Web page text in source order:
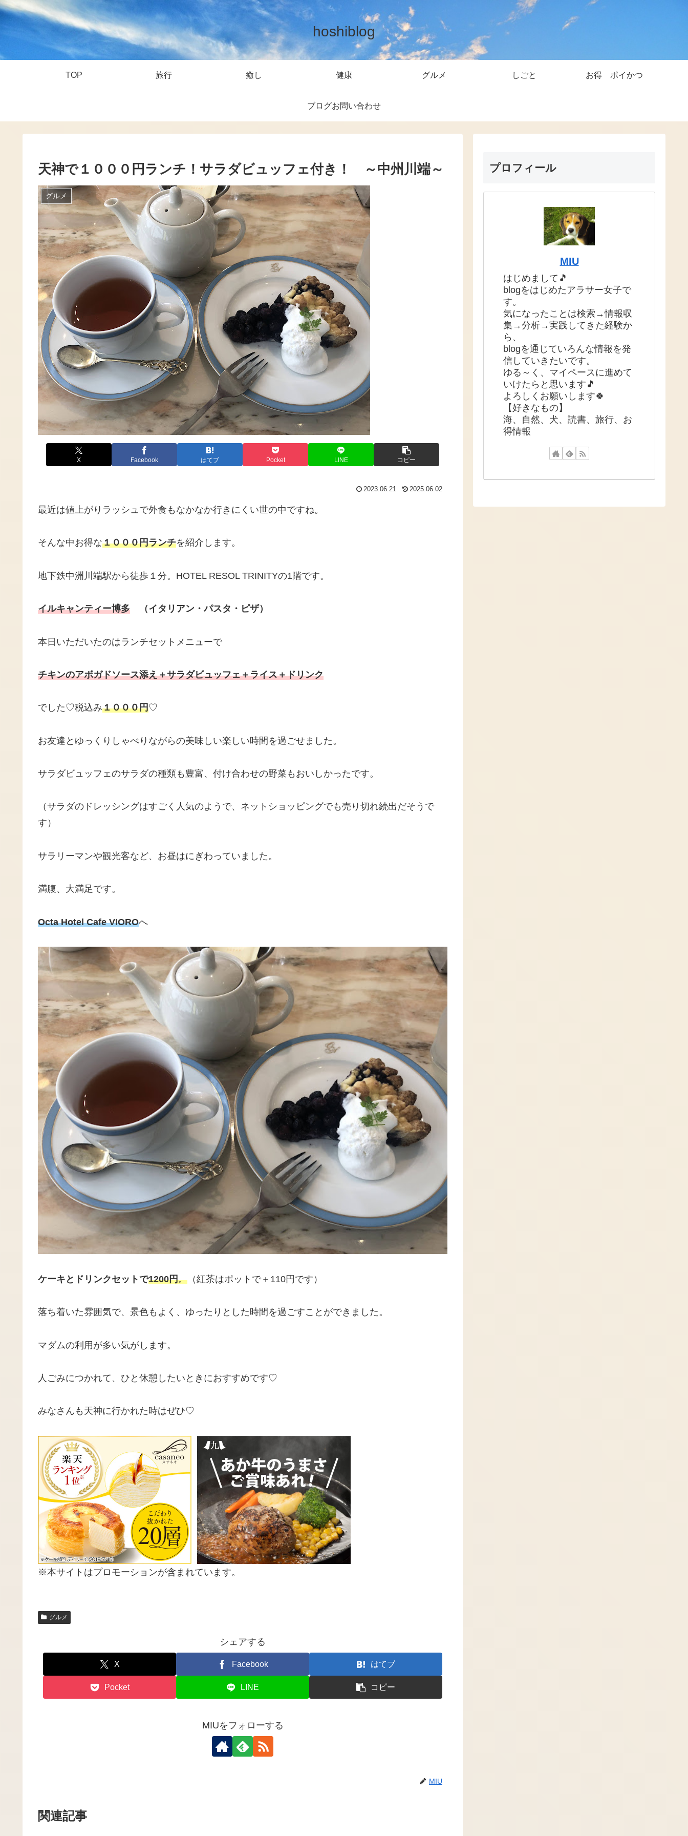
hoshiblog
TOP 旅行 癒し 健康 グルメ しごと お得 ポイかつ
ブログお問い合わせ
天神で１０００円ランチ！サラダビュッフェ付き！ ～中州川端～
グルメ
X Facebook はてブ Pocket LINE コピー
2023.06.21 2025.06.02
最近は値上がりラッシュで外食もなかなか行きにくい世の中ですね。
そんな中お得な１０００円ランチを紹介します。
地下鉄中洲川端駅から徒歩１分。HOTEL RESOL TRINITYの1階です。
イルキャンティー博多 （イタリアン・パスタ・ピザ）
本日いただいたのはランチセットメニューで
チキンのアボガドソース添え＋サラダビュッフェ＋ライス＋ドリンク
でした♡税込み１０００円♡
お友達とゆっくりしゃべりながらの美味しい楽しい時間を過ごせました。
サラダビュッフェのサラダの種類も豊富、付け合わせの野菜もおいしかったです。
（サラダのドレッシングはすごく人気のようで、ネットショッピングでも売り切れ続出だそうで
す）
サラリーマンや観光客など、お昼はにぎわっていました。
満腹、大満足です。
Octa Hotel Cafe VIOROへ
ケーキとドリンクセットで1200円。 （紅茶はポットで＋110円です）
落ち着いた雰囲気で、景色もよく、ゆったりとした時間を過ごすことができました。
マダムの利用が多い気がします。
人ごみにつかれて、ひと休憩したいときにおすすめです♡
みなさんも天神に行かれた時はぜひ♡
※本サイトはプロモーションが含まれています。
グルメ
シェアする
X Facebook はてブ
Pocket LINE コピー
MIUをフォローする
MIU
関連記事
プロフィール
MIU
はじめまして🎵
blogをはじめたアラサー女子で
す。
気になったことは検索→情報収
集→分析→実践してきた経験か
ら、
blogを通じていろんな情報を発
信していきたいです。
ゆる～く、マイペースに進めて
いけたらと思います🎵
よろしくお願いします🍀
【好きなもの】
海、自然、犬、読書、旅行、お
得情報